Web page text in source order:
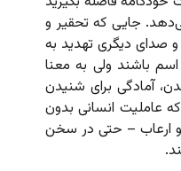
. جایی که تحقیر و
دیگری تهدید به
باشند ولی به معنا
آمادگی برای شنیدن
عاملیت انسانی بدون
ارعاب – حتی در سخن
.